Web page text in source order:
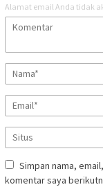
Alamat email Anda tidak
Simpan nama,
komentar saya